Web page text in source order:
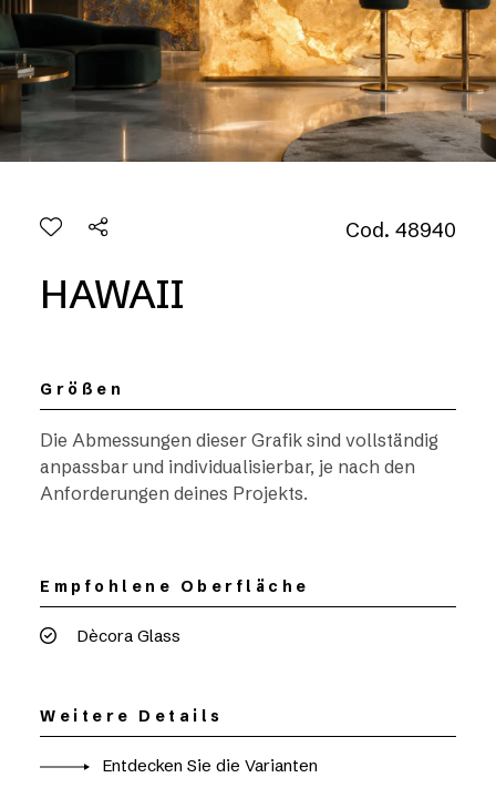
Cod. 48940
HAWAII
Größen
Die Abmessungen dieser Grafik sind vollständig
anpassbar und individualisierbar, je nach den
Anforderungen deines Projekts.
Empfohlene Oberfläche
Dècora Glass
Weitere Details
Entdecken Sie die Varianten